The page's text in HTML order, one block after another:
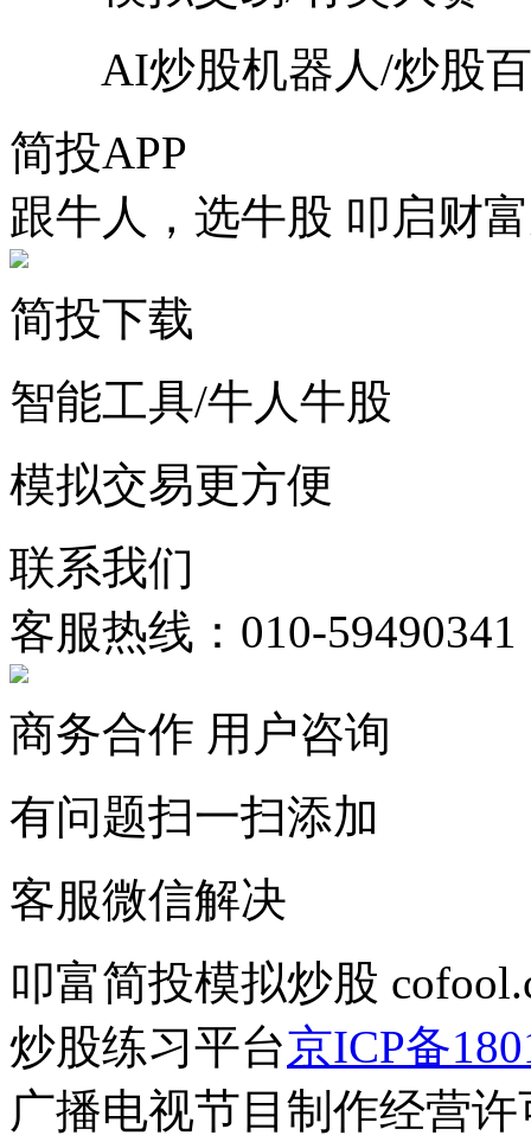
AI炒股机器人/炒股
简投APP
跟牛人，选牛股 叩启财
简投下载
智能工具/牛人牛股
模拟交易更方便
联系我们
客服热线：010-59490341
商务合作 用户咨询
有问题扫一扫添加
客服微信解决
叩富简投模拟炒股
炒股练习平台京ICP备
广播电视节目制作经营